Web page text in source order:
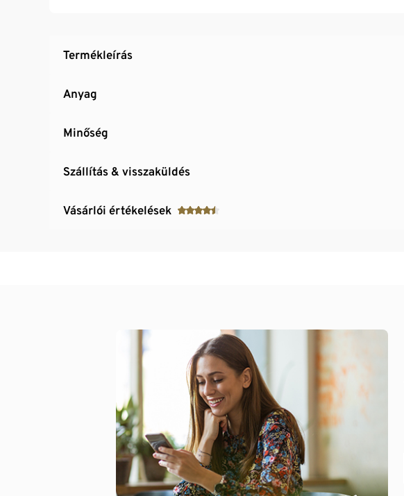
Termékleírás
Anyag
Minőség
Szállítás & visszaküldés
Vásárlói értékelések